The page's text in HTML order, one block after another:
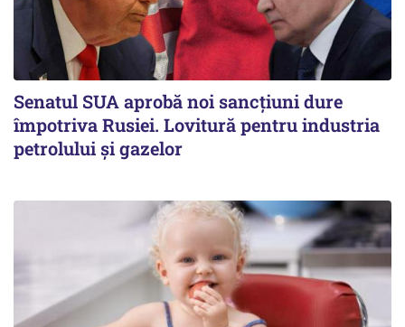
Senatul SUA aprobă noi sancțiuni dure
împotriva Rusiei. Lovitură pentru industria
petrolului și gazelor